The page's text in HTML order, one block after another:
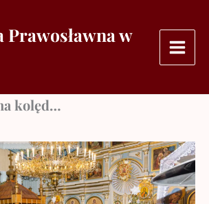
Prawosławna w
kolęd…